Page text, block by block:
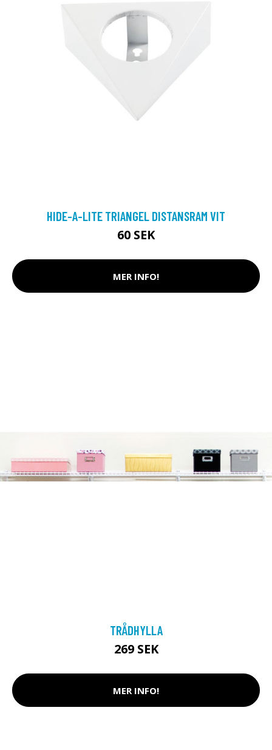
HIDE-A-LITE TRIANGEL DISTANSRAM VIT
60 SEK
MER INFO!
TRÅDHYLLA
269 SEK
MER INFO!